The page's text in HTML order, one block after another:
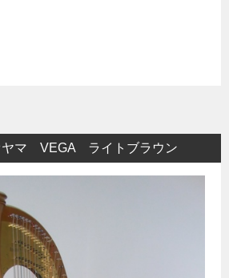
マ VEGA ライトブラウン